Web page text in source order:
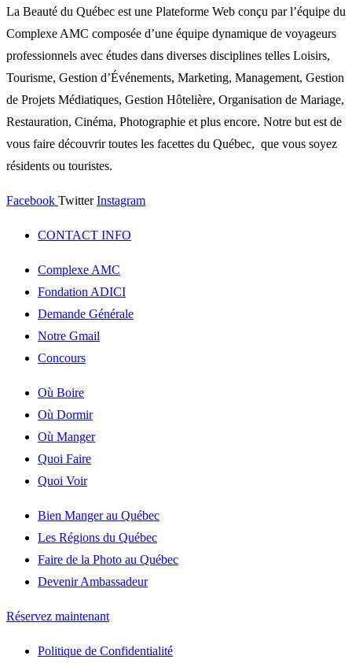
La Beauté du Québec est une Plateforme Web conçu par l’équipe du
Complexe AMC composée d’une équipe dynamique de voyageurs
professionnels avec études dans diverses disciplines telles Loisirs,
Tourisme, Gestion d’Événements, Marketing, Management, Gestion
de Projets Médiatiques, Gestion Hôtelière, Organisation de Mariage,
Restauration, Cinéma, Photographie et plus encore. Notre but est de
vous faire découvrir toutes les facettes du Québec, que vous soyez
résidents ou touristes.
Facebook Twitter Instagram
CONTACT INFO
Complexe AMC
Fondation ADICI
Demande Générale
Notre Gmail
Concours
Où Boire
Où Dormir
Où Manger
Quoi Faire
Quoi Voir
Bien Manger au Québec
Les Régions du Québec
Faire de la Photo au Québec
Devenir Ambassadeur
Réservez maintenant
Politique de Confidentialité